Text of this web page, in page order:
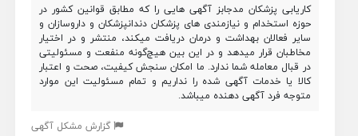
کاریابی پزشکان مدجابز آگهی هایی را که مطابق قوانین کشور در
حوزه استخدام و نیازمندی های پزشکان دندانپزشکان و داروسازان و
سایر فعالان بهداشت و درمان دریافت میکند، منتشر و در اختیار
مخاطبان قرار میدهد و در این بین هیچ‌گونه منفعت و مسئولیتی
در قبال معامله شما ندارد. ما امکان سنجش کیفیت، صحت و اعتبار
کالا یا خدمات آگهی شده را نداریم و تمام مسئولیت این موارد
متوجه فرد آگهی دهنده میباشد.
گزارش مشکل آگهی